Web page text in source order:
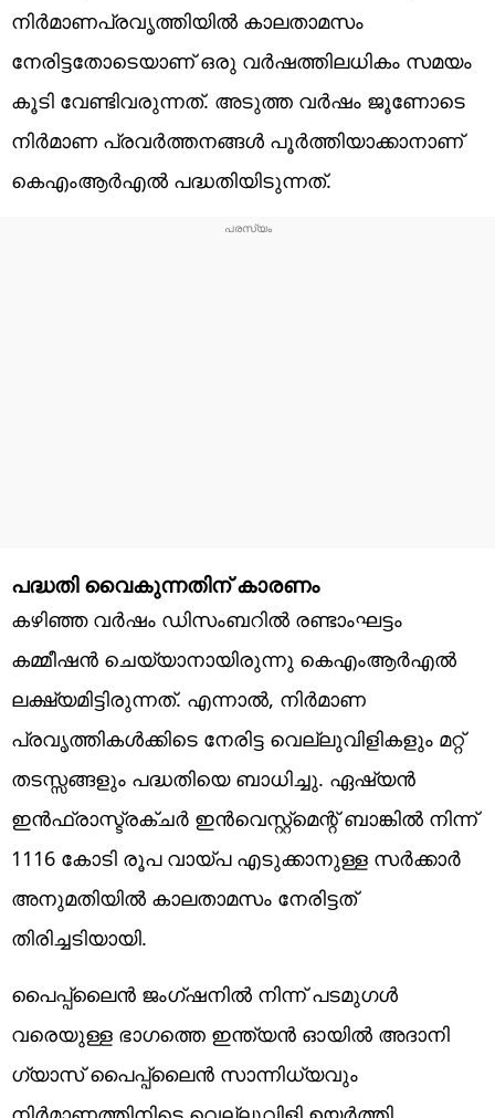
നിർമാണപ്രവൃത്തിയിൽ കാലതാമസം
നേരിട്ടതോടെയാണ് ഒരു വർഷത്തിലധികം സമയം
കൂടി വേണ്ടിവരുന്നത്. അടുത്ത വർഷം ജൂണോടെ
നിർമാണ പ്രവർത്തനങ്ങൾ പൂർത്തിയാക്കാനാണ്
കെഎംആർഎൽ പദ്ധതിയിടുന്നത്.
പദ്ധതി വൈകുന്നതിന് കാരണം
കഴിഞ്ഞ വർഷം ഡിസംബറിൽ രണ്ടാംഘട്ടം
കമ്മീഷൻ ചെയ്യാനായിരുന്നു കെഎംആർഎൽ
ലക്ഷ്യമിട്ടിരുന്നത്. എന്നാൽ, നിർമാണ
പ്രവൃത്തികൾക്കിടെ നേരിട്ട വെല്ലുവിളികളും മറ്റ്
തടസ്സങ്ങളും പദ്ധതിയെ ബാധിച്ചു. ഏഷ്യൻ
ഇൻഫ്രാസ്ട്രക്ചർ ഇൻവെസ്റ്റ്മെന്റ് ബാങ്കിൽ നിന്ന്
1116 കോടി രൂപ വായ്പ എടുക്കാനുള്ള സർക്കാർ
അനുമതിയിൽ കാലതാമസം നേരിട്ടത്
തിരിച്ചടിയായി.
പൈപ്പ്ലൈൻ ജംഗ്ഷനിൽ നിന്ന് പടമുഗൾ
വരെയുള്ള ഭാഗത്തെ ഇന്ത്യൻ ഓയിൽ അദാനി
ഗ്യാസ് പൈപ്പ്ലൈൻ സാന്നിധ്യവും